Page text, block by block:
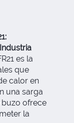
es la
que
calor en
una sarga
buzo ofrece
la